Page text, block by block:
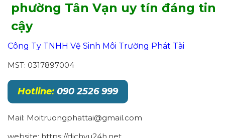
phường Tân Vạn uy tín đáng tin
cậy
Công Ty TNHH Vệ Sinh Môi Trường Phát Tài
MST: 0317897004
Hotline: 090 2526 999
Mail: Moitruongphattai@gmail.com